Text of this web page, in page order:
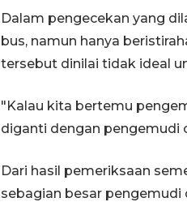
Dalam pengecekan yang
bus, namun hanya
tersebut dinilai tidak ideal
"Kalau kita bertemu
diganti dengan pengemudi
Dari hasil pemeriksaan
sebagian besar